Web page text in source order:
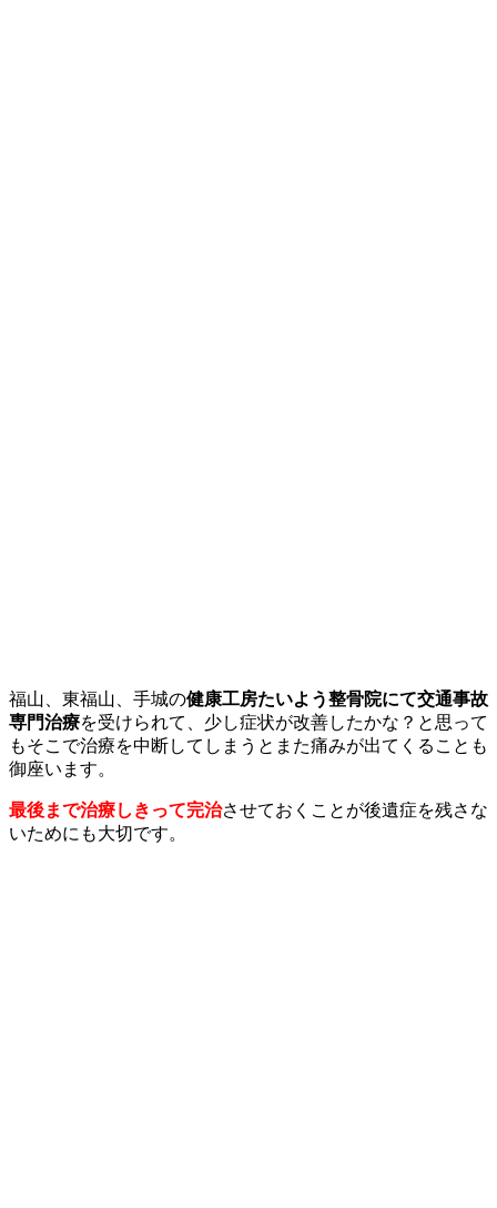
福山、東福山、手城の健康工房たいよう整骨院にて交通事故
専門治療を受けられて、少し症状が改善したかな？と思って
もそこで治療を中断してしまうとまた痛みが出てくることも
御座います。
最後まで治療しきって完治させておくことが後遺症を残さな
いためにも大切です。